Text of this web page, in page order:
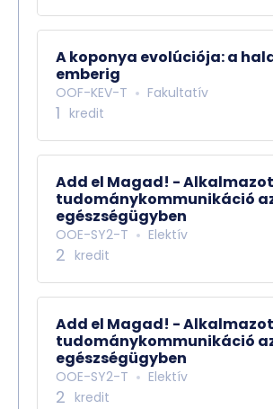
A koponya evolúciója: a
emberig
OOF-KEV-T Fakultatív
1 kredit
Add el Magad! -
tudománykommunikáció
egészségügyben
OOE-SY2-T Elektív
2 kredit
Add el Magad! -
tudománykommunikáció
egészségügyben
OOE-SY2-T Elektív
2 kredit